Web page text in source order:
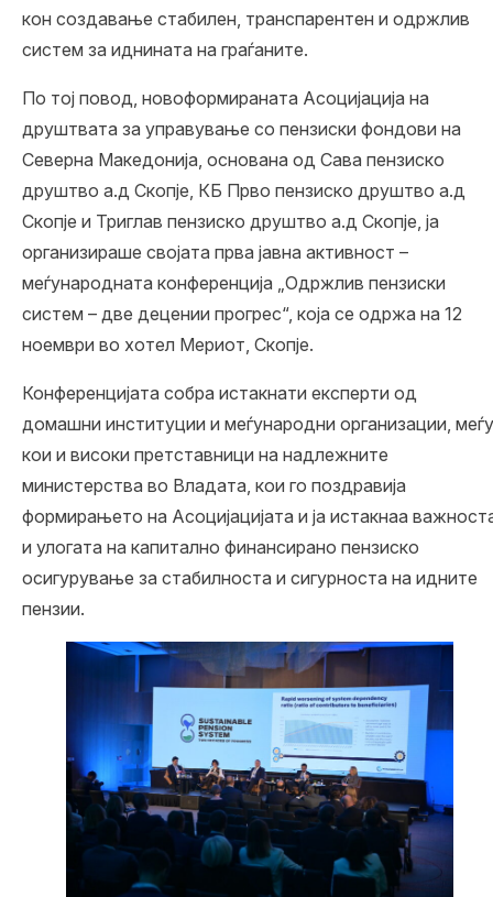
кон создавање стабилен, транспарентен и одржлив
систем за иднината на граѓаните.
По тој повод, новоформираната Асоцијација на
друштвата за управување со пензиски фондови на
Северна Македонија, основана од Сава пензиско
друштво а.д Скопје, КБ Прво пензиско друштво а.д
Скопје и Триглав пензиско друштво а.д Скопје, ја
организираше својата прва јавна активност –
меѓународната конференција „Одржлив пензиски
систем – две децении прогрес“, која се одржа на 12
ноември во хотел Мериот, Скопје.
Конференцијата собра истакнати експерти од
домашни институции и меѓународни организации, меѓу
кои и високи претставници на надлежните
министерства во Владата, кои го поздравија
формирањето на Асоцијацијата и ја истакнаа
и улогата на капитално финансирано пензиско
осигурување за стабилноста и сигурноста на идните
пензии.